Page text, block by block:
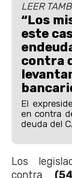
LEER
“Los
este
contra
El
en contra
deuda del
Los
contra